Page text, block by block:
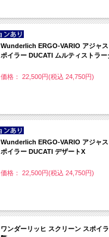
Wunderlich ERGO-VARIO アジャ
ポイラー DUCATI ムルティストラー
価格： 22,500円(税込 24,750円)
Wunderlich ERGO-VARIO アジャ
ポイラー DUCATI デザートX
価格： 22,500円(税込 24,750円)
ワンダーリッヒ スクリーン スポイ